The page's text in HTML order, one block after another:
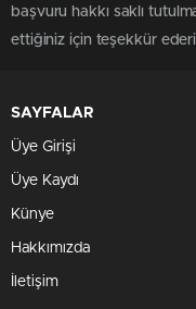
başvuru hakkı saklı
ettiğiniz için teşekkür
SAYFALAR
Üye Girişi
Üye Kaydı
Künye
Hakkımızda
İletişim